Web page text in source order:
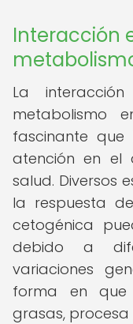
Interacción
La
metabolismo
fascinante
atención en el
salud. Diversos
la respuesta
cetogénica
debido a
variaciones
forma en que
grasas,